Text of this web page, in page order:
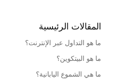
المقالات الرئيسية
ما هو التداول عبر الإنترنت؟
ما هو البيتكوين؟
ما هي الشموع اليابانية؟